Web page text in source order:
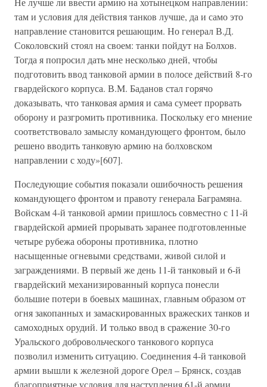
там и условия для действия танков лучше, да и само это
направление становится решающим. Но генерал В.Д.
Соколовский стоял на своем: танки пойдут на Болхов.
Тогда я попросил дать мне несколько дней, чтобы
подготовить ввод танковой армии в полосе действий 8-го
гвардейского корпуса. В.М. Баданов стал горячо
доказывать, что танковая армия и сама сумеет прорвать
оборону и разгромить противника. Поскольку его мнение
соответствовало замыслу командующего фронтом, было
решено вводить танковую армию на болховском
направлении с ходу»[607].
Последующие события показали ошибочность решения
командующего фронтом и правоту генерала Баграмяна.
Войскам 4-й танковой армии пришлось совместно с 11-й
гвардейской армией прорывать заранее подготовленные
четыре рубежа обороны противника, плотно
насыщенные огневыми средствами, живой силой и
заграждениями. В первый же день 11-й танковый и 6-й
гвардейский механизированный корпуса понесли
большие потери в боевых машинах, главным образом от
огня закопанных и замаскированных вражеских танков и
самоходных орудий. И только ввод в сражение 30-го
Уральского добровольческого танкового корпуса
позволил изменить ситуацию. Соединения 4-й танковой
армии вышли к железной дороге Орел – Брянск, создав
благоприятные условия для наступления 61-й армии